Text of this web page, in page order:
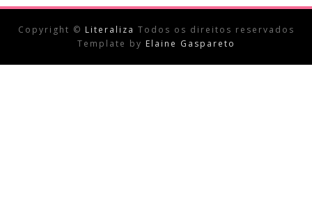
Copyright © Literaliza Todos os direitos reservados
Template by Elaine Gaspareto